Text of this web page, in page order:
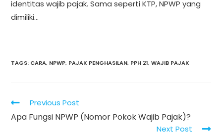
identitas wajib pajak. Sama seperti KTP, NPWP yang
dimiliki…
TAGS: CARA, NPWP, PAJAK PENGHASILAN, PPH 21, WAJIB PAJAK
Read
articles
Previous Post
Apa Fungsi NPWP (Nomor Pokok Wajib Pajak)?
Next Post